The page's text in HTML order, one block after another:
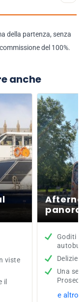
della partenza, senza
del 100%.
anche
viste
il
Goditi il
Delizie
Una
e altro